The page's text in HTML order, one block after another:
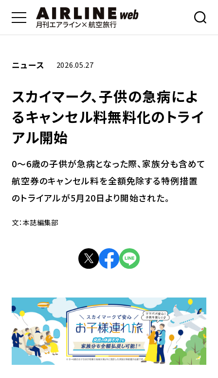
ニュース 2026.05.27
スカイマーク、子供の急病によ
るキャンセル料無料化のトライ
アル開始
0～6歳の子供が急病となった際、家族分も含めて
航空券のキャンセル料を全額免除する特例措置
のトライアルが5月20日より開始された。
文：本誌編集部